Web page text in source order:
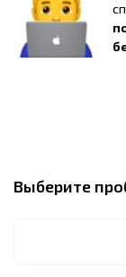
Выберите